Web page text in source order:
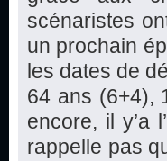
scénaristes
un prochain
les dates de
64 ans (6+4),
encore, il y’a
rappelle pas